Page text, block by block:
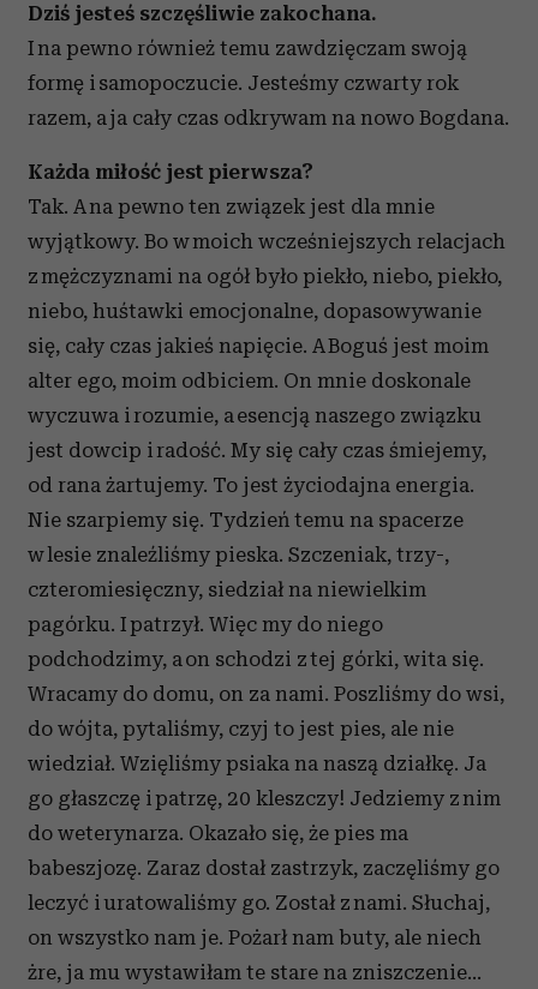
Dziś jesteś szczęśliwie zakochana.
I na pewno również temu zawdzięczam swoją
formę i samopoczucie. Jesteśmy czwarty rok
razem, a ja cały czas odkrywam na nowo Bogdana.
Każda miłość jest pierwsza?
Tak. A na pewno ten związek jest dla mnie
wyjątkowy. Bo w moich wcześniejszych relacjach
z mężczyznami na ogół było piekło, niebo, piekło,
niebo, huśtawki emocjonalne, dopasowywanie
się, cały czas jakieś napięcie. A Boguś jest moim
alter ego, moim odbiciem. On mnie doskonale
wyczuwa i rozumie, a esencją naszego związku
jest dowcip i radość. My się cały czas śmiejemy,
od rana żartujemy. To jest życiodajna energia.
Nie szarpiemy się. Tydzień temu na spacerze
w lesie znaleźliśmy pieska. Szczeniak, trzy-,
czteromiesięczny, siedział na niewielkim
pagórku. I patrzył. Więc my do niego
podchodzimy, a on schodzi z tej górki, wita się.
Wracamy do domu, on za nami. Poszliśmy do wsi,
do wójta, pytaliśmy, czyj to jest pies, ale nie
wiedział. Wzięliśmy psiaka na naszą działkę. Ja
go głaszczę i patrzę, 20 kleszczy! Jedziemy z nim
do weterynarza. Okazało się, że pies ma
babeszjozę. Zaraz dostał zastrzyk, zaczęliśmy go
leczyć i uratowaliśmy go. Został z nami. Słuchaj,
on wszystko nam je. Pożarł nam buty, ale niech
żre, ja mu wystawiłam te stare na zniszczenie...